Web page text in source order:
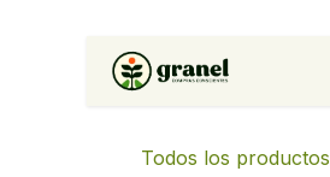
Ir al contenido
Todos los productos